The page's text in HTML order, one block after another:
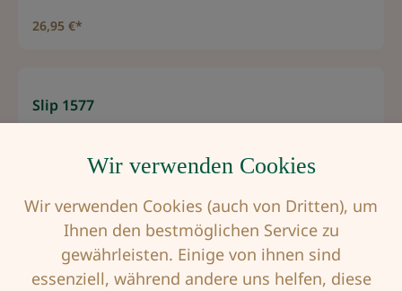
26,95 €*
Slip 1577
Slip Arya Wollweiß/Hellblau
29,95 €*
Wir verwenden Cookies
Wir verwenden Cookies (auch von Dritten), um
Ihnen den bestmöglichen Service zu
gewährleisten. Einige von ihnen sind
essenziell, während andere uns helfen, diese